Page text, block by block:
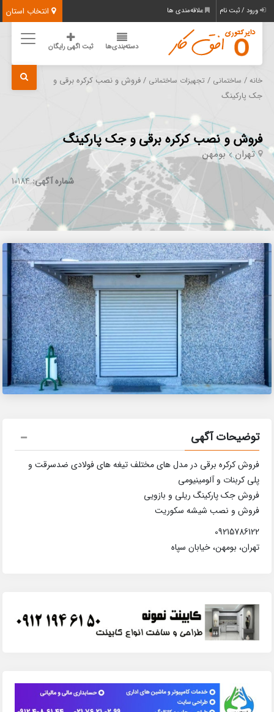
انتخاب استان ورود / ثبت نام علاقه‌مندی ها
دسته‌بندی‌ها ثبت اگهی رایگان
خانه / ساختمانی / تجهیزات ساختمانی / فروش و نصب کرکره برقی و
جک پارکینگ
فروش و نصب کرکره برقی و جک پارکینگ
تهران بومهن
شماره آگهی:10184
توضیحات آگهی
فروش کرکره برقی در مدل های مختلف تیغه های فولادی ضدسرقت و
پلی کربنات و آلومینیومی
فروش جک پارکینگ ریلی و بازویی
فروش و نصب شیشه سکوریت
09215786122
تهران، بومهن، خیابان سپاه